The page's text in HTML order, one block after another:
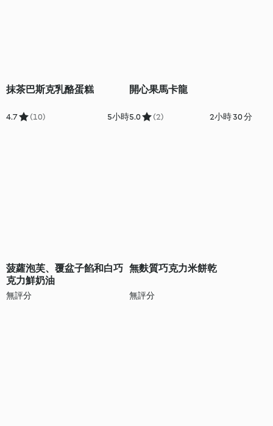
抹茶巴斯克乳酪蛋糕
4.7 (10) 5小時
開心果馬卡龍
5.0 (2) 2小時 30 分
菠蘿泡芙、覆盆子餡和白巧
克力鮮奶油
無評分
無麩質巧克力米餅乾
無評分